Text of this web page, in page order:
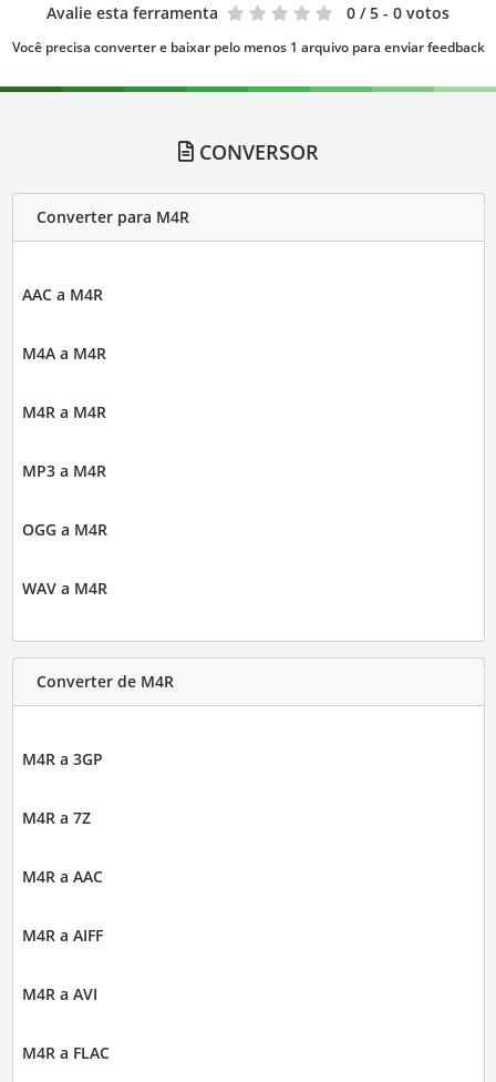
Avalie esta ferramenta 0 / 5 - 0 votos
Você precisa converter e baixar pelo menos 1 arquivo para enviar feedback
CONVERSOR
Converter para M4R
AAC a M4R
M4A a M4R
M4R a M4R
MP3 a M4R
OGG a M4R
WAV a M4R
Converter de M4R
M4R a 3GP
M4R a 7Z
M4R a AAC
M4R a AIFF
M4R a AVI
M4R a FLAC